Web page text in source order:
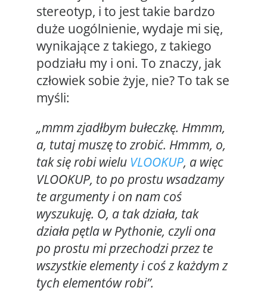
stereotyp, i to jest takie bardzo
duże uogólnienie, wydaje mi się,
wynikające z takiego, z takiego
podziału my i oni. To znaczy, jak
człowiek sobie żyje, nie? To tak se
myśli:
„mmm zjadłbym bułeczkę. Hmmm,
a, tutaj muszę to zrobić. Hmmm, o,
tak się robi wielu VLOOKUP, a więc
VLOOKUP, to po prostu wsadzamy
te argumenty i on nam coś
wyszukuję. O, a tak działa, tak
działa pętla w Pythonie, czyli ona
po prostu mi przechodzi przez te
wszystkie elementy i coś z każdym z
tych elementów robi”.